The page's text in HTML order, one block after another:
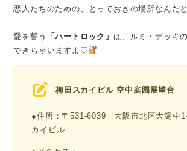
恋人たちのための、とっておきの場所なんだ
愛を誓う 「ハートロック」 は、ルミ・デッキ
できちゃいますよ♡
梅田スカイビル 空中庭園展望台
●住所：〒531-6039 大阪市北区大淀中
カイビル